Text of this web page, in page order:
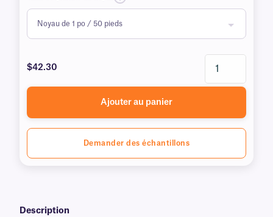
$42.30
Ajouter au panier
Demander des échantillons
Description